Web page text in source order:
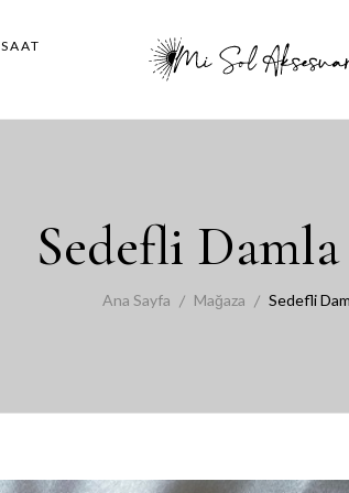
SAAT
Sedefli
Ana Sayfa Mağaza Sedefli